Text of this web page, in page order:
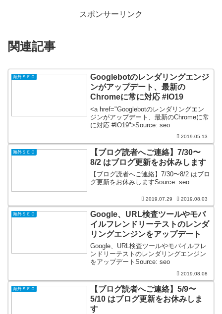
スポンサーリンク
関連記事
海外ＳＥＯ
Googlebotのレンダリングエンジ
ンがアップデート、最新の
Chromeに常に対応 #IO19
<a href="Googlebotのレンダリングエン
ジンがアップデート、最新のChromeに常
に対応 #IO19">Source: seo
2019.05.13
海外ＳＥＯ
【ブログ読者へご連絡】7/30〜
8/2 はブログ更新をお休みします
【ブログ読者へご連絡】7/30〜8/2 はブロ
グ更新をお休みしますSource: seo
2019.07.29 2019.08.03
海外ＳＥＯ
Google、URL検査ツールやモバ
イルフレンドリーテストのレンダ
リングエンジンをアップデート
Google、URL検査ツールやモバイルフレ
ンドリーテストのレンダリングエンジン
をアップデートSource: seo
2019.08.08
海外ＳＥＯ
【ブログ読者へご連絡】5/9〜
5/10 はブログ更新をお休みしま
す